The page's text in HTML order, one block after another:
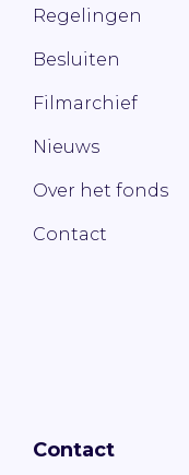
Regelingen
Besluiten
Filmarchief
Nieuws
Over het fonds
Contact
Contact